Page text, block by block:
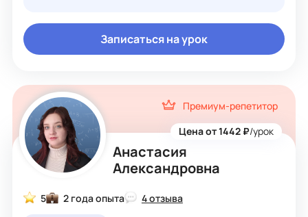
Записаться на урок
Анастасия
Александровна
Цена от 1442 ₽/урок
Премиум-репетитор
5 2 года опыта
4 отзыва